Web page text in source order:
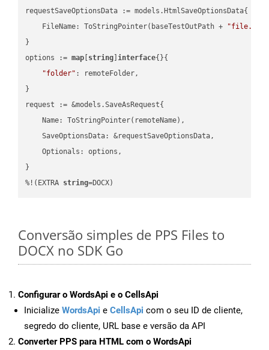
requestSaveOptionsData := models.HtmlSaveOptionsData{
    FileName: ToStringPointer(baseTestOutPath +
}
options := map string ]interface{}{
"folder" : remoteFolder,
}
request := &models.SaveAsRequest{
    Name: ToStringPointer(remoteName),
    SaveOptionsData: &requestSaveOptionsData,
    Optionals: options,
}
%!(EXTRA string=DOCX)
Conversão simples de PPS Files to
DOCX no SDK Go
Configurar o WordsApi e o CellsApi
Inicialize WordsApi e CellsApi com o seu ID de cliente,
segredo do cliente, URL base e versão da API
Converter PPS para HTML com o WordsApi